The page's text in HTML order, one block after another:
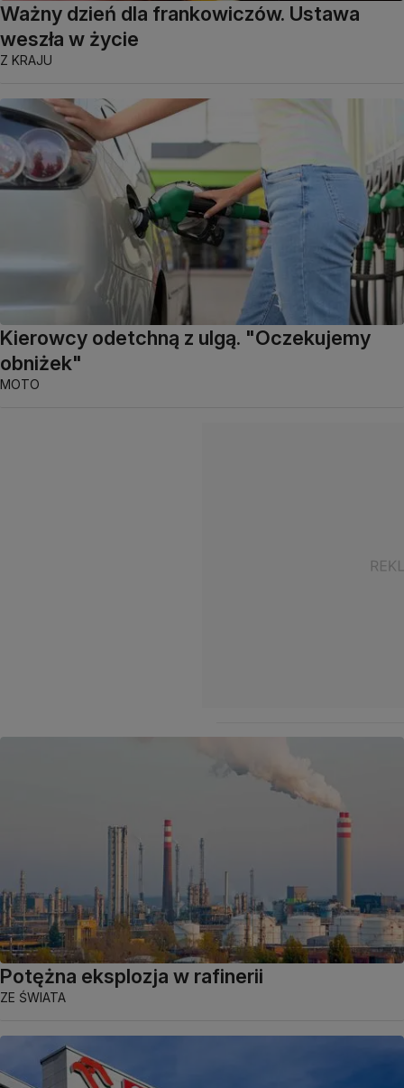
Ważny dzień dla frankowiczów. Ustawa
weszła w życie
Z KRAJU
Kierowcy odetchną z ulgą. "Oczekujemy
obniżek"
MOTO
Potężna eksplozja w rafinerii
ZE ŚWIATA